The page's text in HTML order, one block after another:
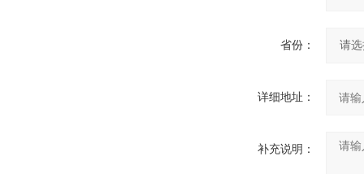
省份：
详细地址：
补充说明：